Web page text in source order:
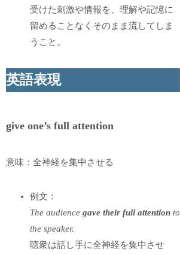
受けた刺激や情報を、理解や記憶に
留めることなくそのまま流してしま
うこと。
英語表現
give one’s full attention
意味：全神経を集中させる
例文：
The audiencegave their full attention to
the speaker.
聴衆は話し手に全神経を集中させ